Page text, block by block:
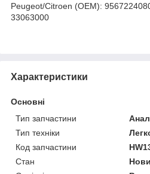
Peugeot/Citroen (OEM):
33063000
Характеристики
Основні
Тип запчастини
Тип техніки
Код запчастини
Стан